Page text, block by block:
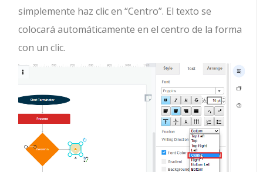
simplemente haz clic en “Centro”. El texto se
colocará automáticamente en el centro de la forma
con un clic.